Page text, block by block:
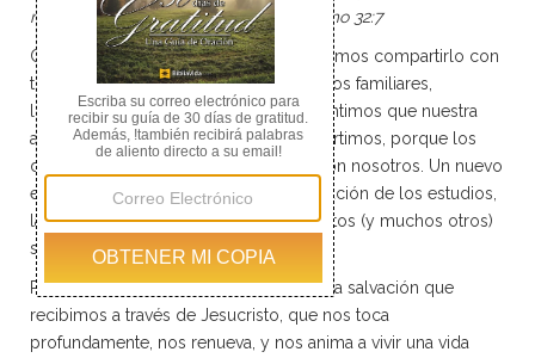
rodeas con cánticos de libertad! - Salmo 32:7
Cuando algo bueno nos sucede, queremos compartirlo con
todo el mundo: se lo decimos a nuestros familiares,
llamamos a nuestros amigos, en fin, sentimos que nuestra
alegría es mayor cuanto más lo compartimos, porque los
demás también se alegran y festejan con nosotros. Un nuevo
empleo, la llegada de un hijo, la graduación de los estudios,
la compra de una casa, en fin, todos estos (y muchos otros)
son motivos de alegría.
Pero la mayor alegría que tenemos es la salvación que
recibimos a través de Jesucristo, que nos toca
profundamente, nos renueva, y nos anima a vivir una vida